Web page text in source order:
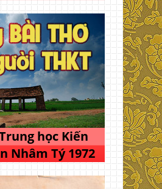
học Kiến
Nhâm Tý 1972